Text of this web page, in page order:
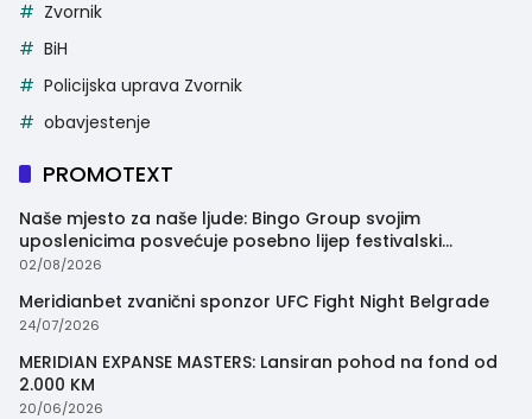
Zvornik
BiH
Policijska uprava Zvornik
obavjestenje
PROMOTEXT
Naše mjesto za naše ljude: Bingo Group svojim
uposlenicima posvećuje posebno lijep festivalski
trenutak
02/08/2026
Meridianbet zvanični sponzor UFC Fight Night Belgrade
24/07/2026
MERIDIAN EXPANSE MASTERS: Lansiran pohod na fond od
2.000 KM
20/06/2026